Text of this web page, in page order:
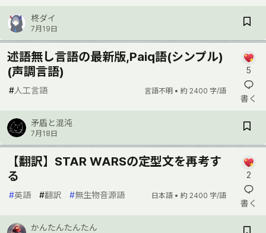
柊ダイ
7月19日
述語無し言語の最新版,Paiq語(シンプル)
(声調言語)
#人工言語 言語不明 • 約 2400 字/語
5
書く
矛盾と混沌
7月18日
【翻訳】STAR WARSの定型文を再考す
る
#英語 #翻訳 #無生物音源語 日本語 • 約 2400 字/語
2
書く
かんたんたんたん